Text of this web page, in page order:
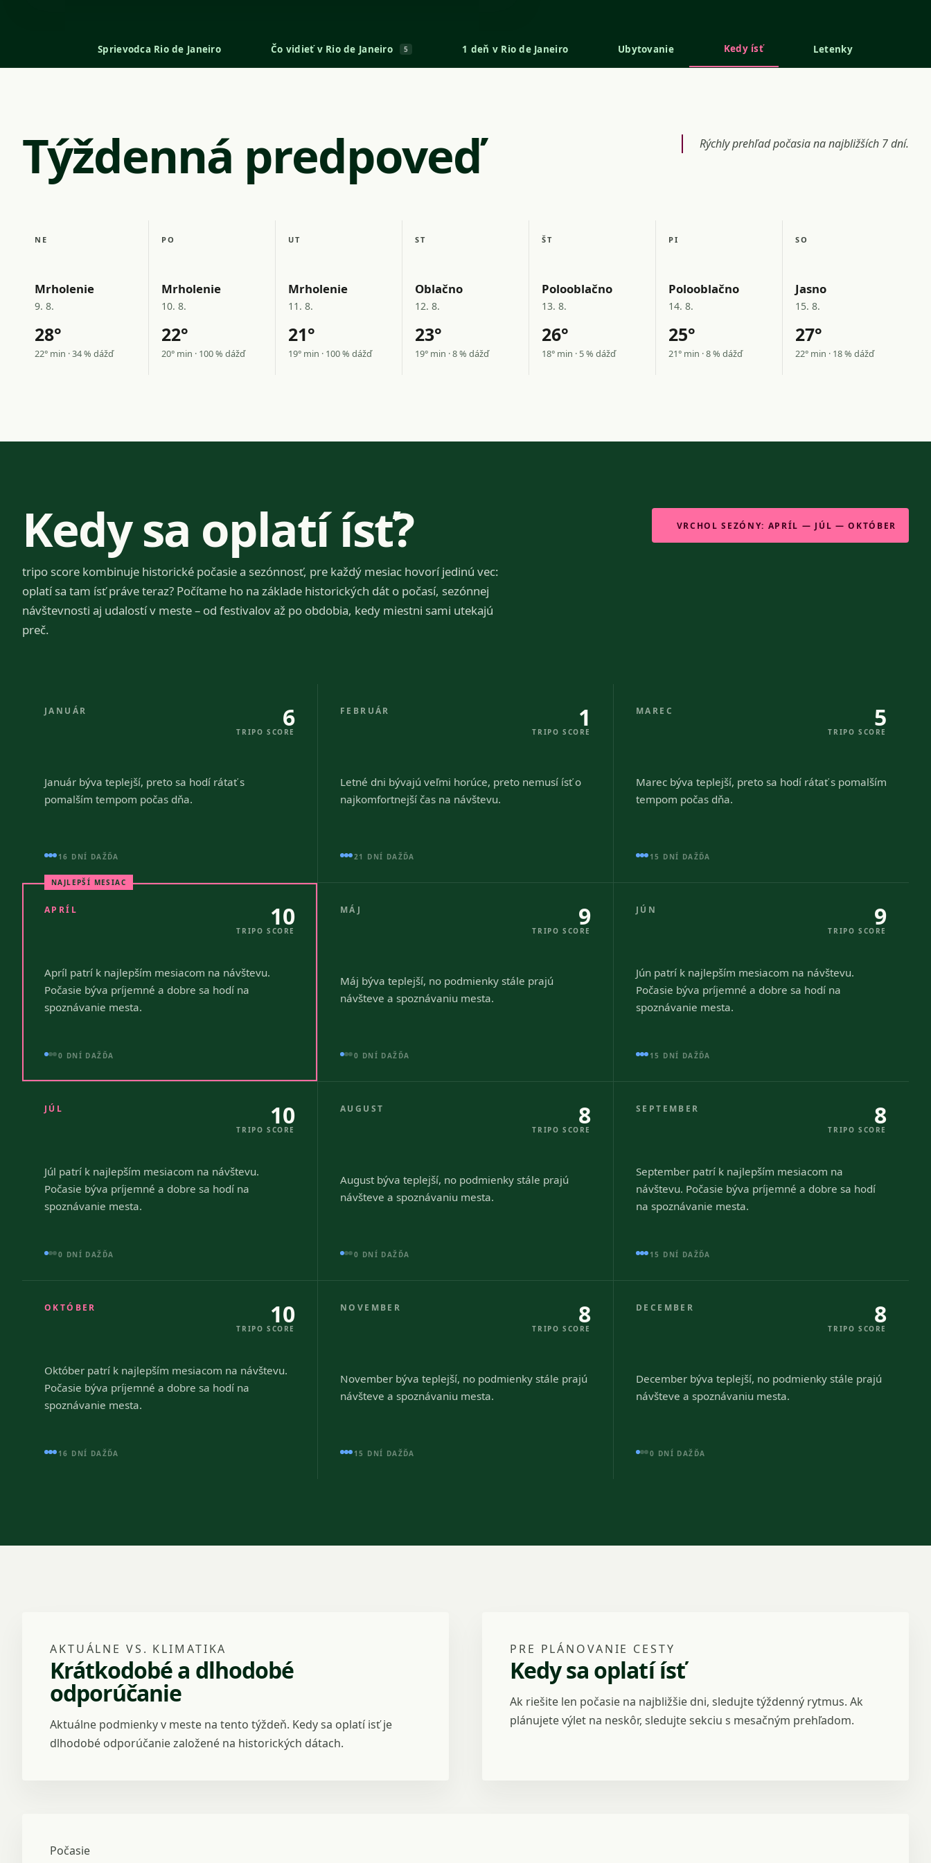
Sprievodca Rio de Janeiro Čo vidieť v Rio de Janeiro 5 1 deň v Rio de Janeiro Ubytovanie Kedy ísť Letenky
Týždenná predpoveď Rýchly prehľad počasia na najbližších 7 dní.
NE
Mrholenie
9. 8.
28°
22° min · 34 % dážď
PO
Mrholenie
10. 8.
22°
20° min · 100 % dážď
UT
Mrholenie
11. 8.
21°
19° min · 100 % dážď
ST
Oblačno
12. 8.
23°
19° min · 8 % dážď
ŠT
Polooblačno
13. 8.
26°
18° min · 5 % dážď
PI
Polooblačno
14. 8.
25°
21° min · 8 % dážď
SO
Jasno
15. 8.
27°
22° min · 18 % dážď
Kedy sa oplatí ísť?
tripo score kombinuje historické počasie a sezónnosť, pre každý mesiac hovorí jedinú vec:
oplatí sa tam ísť práve teraz? Počítame ho na základe historických dát o počasí, sezónnej
návštevnosti aj udalostí v meste – od festivalov až po obdobia, kedy miestni sami utekajú
preč.
VRCHOL SEZÓNY: APRÍL — JÚL — OKTÓBER
JANUÁR 6
TRIPO SCORE
Január býva teplejší, preto sa hodí rátať s
pomalším tempom počas dňa.
16 DNÍ DAŽĎA
FEBRUÁR 1
TRIPO SCORE
Letné dni bývajú veľmi horúce, preto nemusí ísť o
najkomfortnejší čas na návštevu.
21 DNÍ DAŽĎA
MAREC 5
TRIPO SCORE
Marec býva teplejší, preto sa hodí rátať s pomalším
tempom počas dňa.
15 DNÍ DAŽĎA
NAJLEPŠÍ MESIAC
APRÍL 10
TRIPO SCORE
Apríl patrí k najlepším mesiacom na návštevu.
Počasie býva príjemné a dobre sa hodí na
spoznávanie mesta.
0 DNÍ DAŽĎA
MÁJ 9
TRIPO SCORE
Máj býva teplejší, no podmienky stále prajú
návšteve a spoznávaniu mesta.
0 DNÍ DAŽĎA
JÚN 9
TRIPO SCORE
Jún patrí k najlepším mesiacom na návštevu.
Počasie býva príjemné a dobre sa hodí na
spoznávanie mesta.
15 DNÍ DAŽĎA
JÚL 10
TRIPO SCORE
Júl patrí k najlepším mesiacom na návštevu.
Počasie býva príjemné a dobre sa hodí na
spoznávanie mesta.
0 DNÍ DAŽĎA
AUGUST 8
TRIPO SCORE
August býva teplejší, no podmienky stále prajú
návšteve a spoznávaniu mesta.
0 DNÍ DAŽĎA
SEPTEMBER 8
TRIPO SCORE
September patrí k najlepším mesiacom na
návštevu. Počasie býva príjemné a dobre sa hodí
na spoznávanie mesta.
15 DNÍ DAŽĎA
OKTÓBER 10
TRIPO SCORE
Október patrí k najlepším mesiacom na návštevu.
Počasie býva príjemné a dobre sa hodí na
spoznávanie mesta.
16 DNÍ DAŽĎA
NOVEMBER 8
TRIPO SCORE
November býva teplejší, no podmienky stále prajú
návšteve a spoznávaniu mesta.
15 DNÍ DAŽĎA
DECEMBER 8
TRIPO SCORE
December býva teplejší, no podmienky stále prajú
návšteve a spoznávaniu mesta.
0 DNÍ DAŽĎA
AKTUÁLNE VS. KLIMATIKA
Krátkodobé a dlhodobé
odporúčanie
Aktuálne podmienky v meste na tento týždeň. Kedy sa oplatí isť je
dlhodobé odporúčanie založené na historických dátach.
PRE PLÁNOVANIE CESTY
Kedy sa oplatí ísť
Ak riešite len počasie na najbližšie dni, sledujte týždenný rytmus. Ak
plánujete výlet na neskôr, sledujte sekciu s mesačným prehľadom.
Počasie